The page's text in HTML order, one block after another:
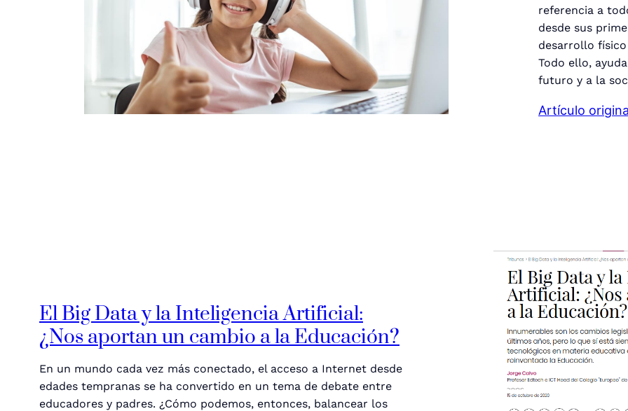
referencia a
desde sus
desarrollo
Todo ello,
futuro y a la
Artículo
El Big Data y la Inteligencia Artificial:
¿Nos aportan un cambio a la Educación?
En un mundo cada vez más conectado, el acceso a Internet desde
edades tempranas se ha convertido en un tema de debate entre
educadores y padres. ¿Cómo podemos, entonces, balancear los